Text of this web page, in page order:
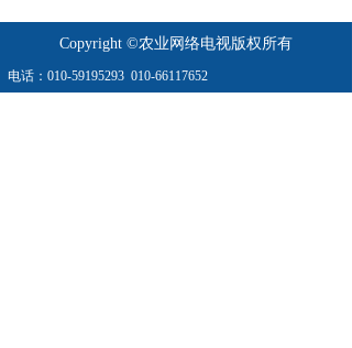
Copyright ©农业网络电视版权所有
电话： 010-59195293 010-66117652